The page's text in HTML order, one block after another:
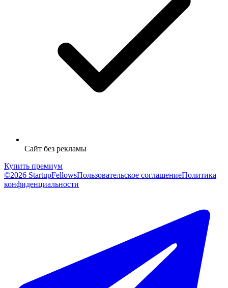
Сайт без рекламы
Купить премиум
©2026 StartupFellowsПользовательское соглашениеПолитика
конфиденциальности